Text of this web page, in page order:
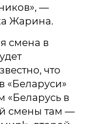
—
Жарина.
смена в
что
«Беларуси»
«Беларусь в
смены там —